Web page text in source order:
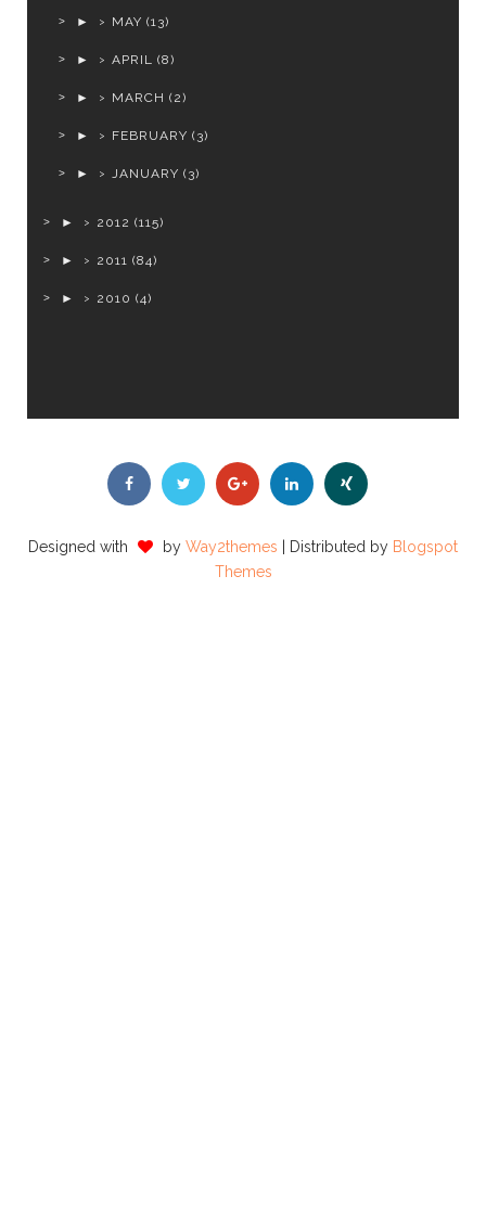
► MAY (13)
► APRIL (8)
► MARCH (2)
► FEBRUARY (3)
► JANUARY (3)
► 2012 (115)
► 2011 (84)
► 2010 (4)
Designed with by Way2themes | Distributed by Blogspot
Themes